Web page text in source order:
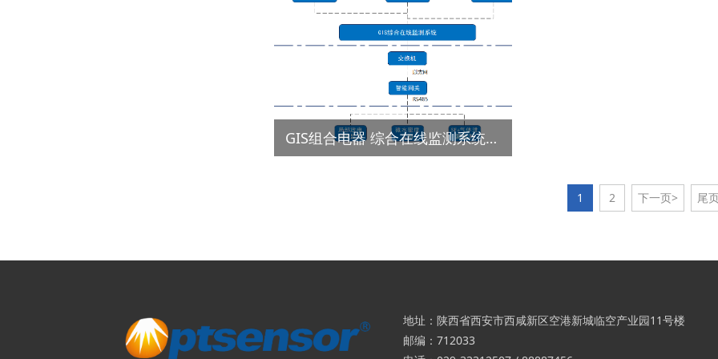
GIS组合电器 综合在线监测系统及其应用分析解决方案
1 2 下一页> 尾
地址：陕西省西安市西咸新区空港新城临空产业园11号楼
邮编：712033